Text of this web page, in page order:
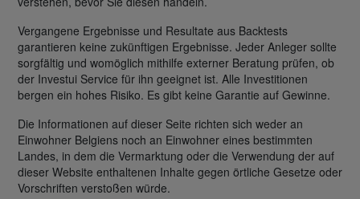
Vergangene Ergebnisse und Resultate aus Backtests
garantieren keine zukünftigen Ergebnisse. Jeder Anleger sollte
sorgfältig und womöglich mithilfe externer Beratung prüfen, ob
der Investui Service für ihn geeignet ist. Alle Investitionen
bergen ein hohes Risiko. Es gibt keine Garantie auf Gewinne.
Die Informationen auf dieser Seite richten sich weder an
Einwohner Belgiens noch an Einwohner eines bestimmten
Landes, in dem die Vermarktung oder die Verwendung der auf
dieser Website enthaltenen Inhalte gegen örtliche Gesetze oder
Vorschriften verstoßen würde.